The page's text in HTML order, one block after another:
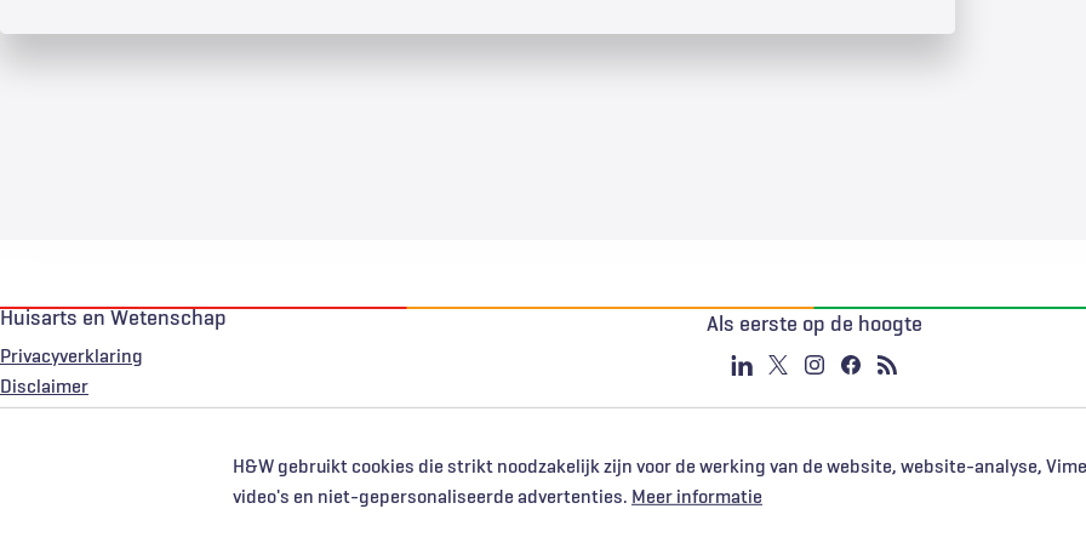
H&W gebruikt cookies die strikt noodzakelijk zijn voor de werking van de website, website-analyse,
video's en niet-gepersonaliseerde advertenties. Meer informatie
Huisarts en Wetenschap
Privacyverklaring
Voet
Disclaimer
Als eerste op de hoogte